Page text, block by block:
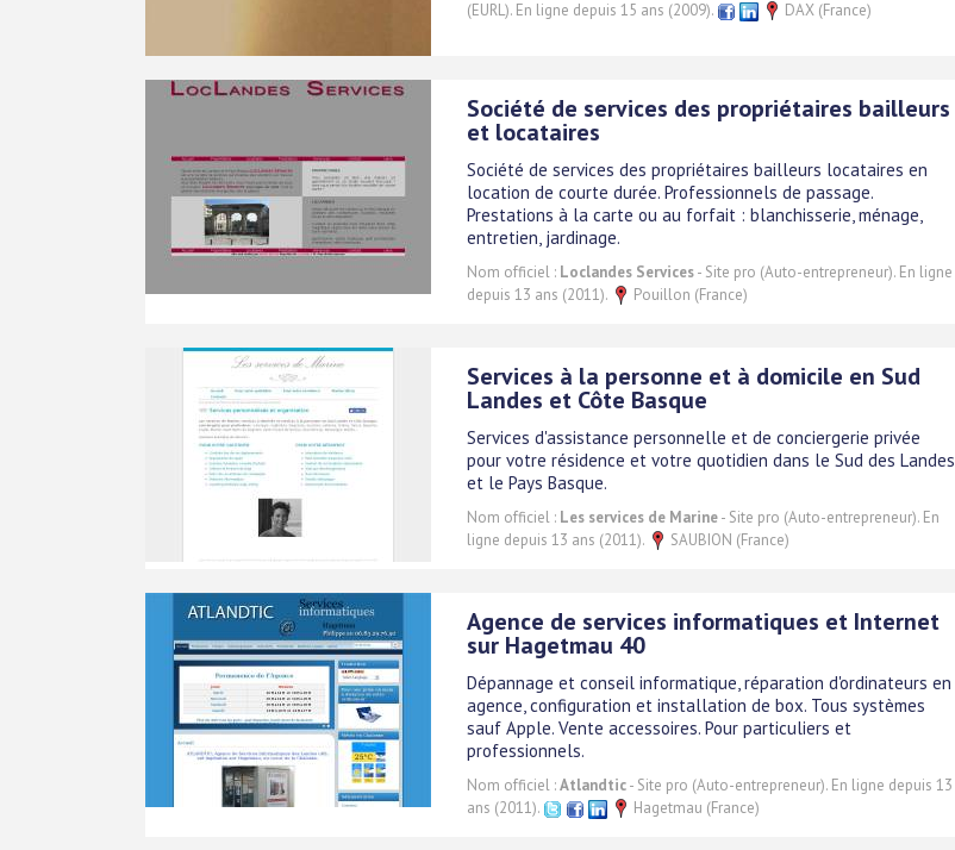
(EURL). En ligne depuis 15 ans (2009).
DAX (France)
Société de services des propriétaires bailleurs
et locataires
Société de services des propriétaires bailleurs locataires en
location de courte durée. Professionnels de passage.
Prestations à la carte ou au forfait : blanchisserie, ménage,
entretien, jardinage.
Nom officiel : Loclandes Services- Site pro (Auto-entrepreneur). En ligne
depuis 13 ans (2011).
Pouillon (France)
Services à la personne et à domicile en Sud
Landes et Côte Basque
Services d'assistance personnelle et de conciergerie privée
pour votre résidence et votre quotidien dans le Sud des Landes
et le Pays Basque.
Nom officiel : Les services de Marine- Site pro (Auto-entrepreneur). En
ligne depuis 13 ans (2011).
SAUBION (France)
Agence de services informatiques et Internet
sur Hagetmau 40
Dépannage et conseil informatique, réparation d'ordinateurs en
agence, configuration et installation de box. Tous systèmes
sauf Apple. Vente accessoires. Pour particuliers et
professionnels.
Nom officiel :Atlandtic- Site pro (Auto-entrepreneur). En ligne depuis 13
ans (2011).
Hagetmau (France)